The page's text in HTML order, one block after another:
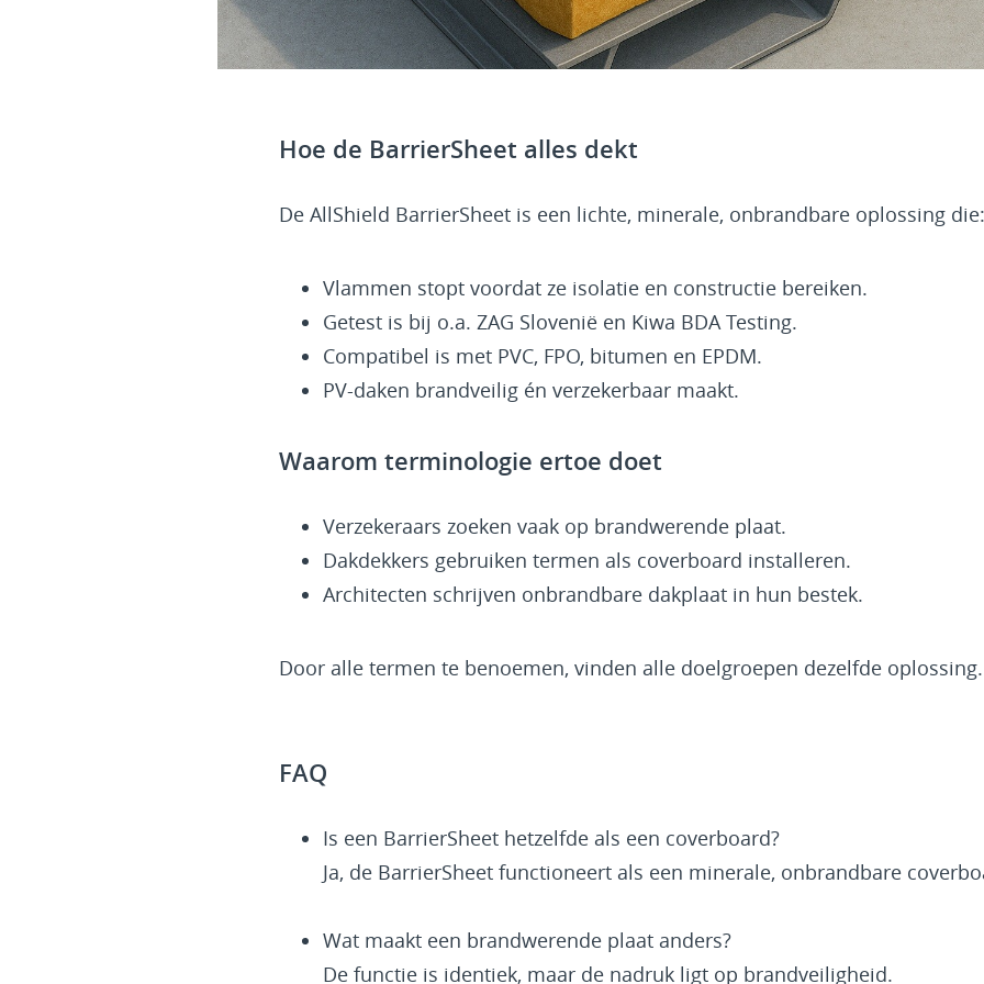
Hoe de BarrierSheet alles dekt
De AllShield BarrierSheet is een lichte, minerale, onbrandbare oplossing die:
Vlammen stopt voordat ze isolatie en constructie bereiken.
Getest is bij o.a. ZAG Slovenië en Kiwa BDA Testing.
Compatibel is met PVC, FPO, bitumen en EPDM.
PV-daken brandveilig én verzekerbaar maakt.
Waarom terminologie ertoe doet
Verzekeraars zoeken vaak op brandwerende plaat.
Dakdekkers gebruiken termen als coverboard installeren.
Architecten schrijven onbrandbare dakplaat in hun bestek.
Door alle termen te benoemen, vinden alle doelgroepen dezelfde oplossing.
FAQ
Is een BarrierSheet hetzelfde als een coverboard?
Ja, de BarrierSheet functioneert als een minerale, onbrandbare
Wat maakt een brandwerende plaat anders?
De functie is identiek, maar de nadruk ligt op brandveiligheid.